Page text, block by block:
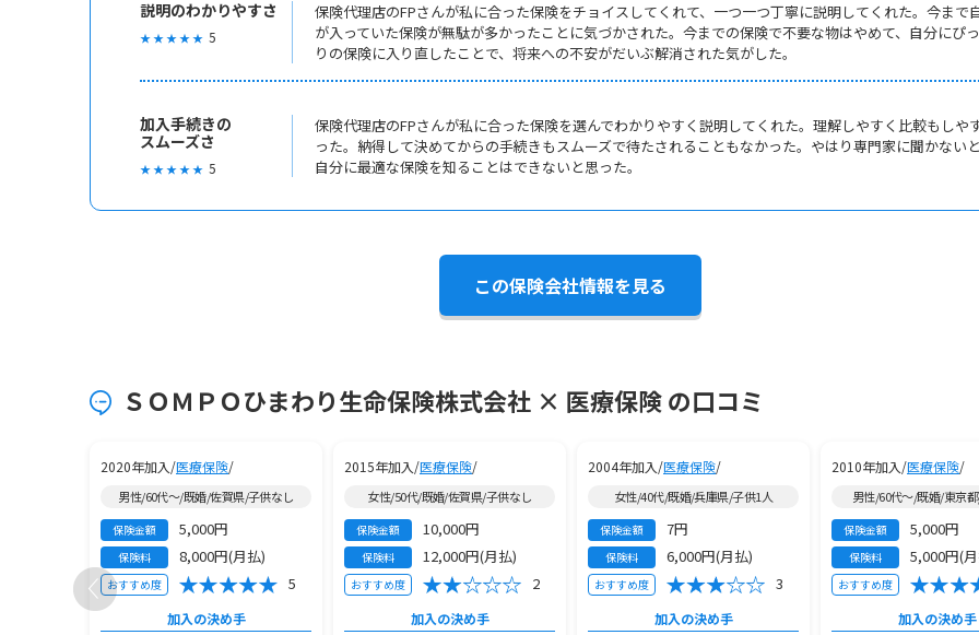
説明のわかりやすさ
★ ★ ★ ★ ★ 5
保険代理店のFPさんが私に合った保険をチョイスしてくれて、一つ一つ丁寧に説明してくれた。今まで
が入っていた保険が無駄が多かったことに気づかされた。今までの保険で不要な物はやめて、自分にぴ
りの保険に入り直したことで、将来への不安がだいぶ解消された気がした。
加入手続きの
スムーズさ
★ ★ ★ ★ ★ 5
保険代理店のFPさんが私に合った保険を選んでわかりやすく説明してくれた。理解しやすく比較もしや
った。納得して決めてからの手続きもスムーズで待たされることもなかった。やはり専門家に聞かないと
自分に最適な保険を知ることはできないと思った。
この保険会社情報を見る
ＳＯＭＰＯひまわり生命保険株式会社 × 医療保険 の口コミ
2020年加入/医療保険/
男性/60代～/既婚/佐賀県/子供なし
保険金額 5,000円
保険料 8,000円(月払)
おすすめ度 5
加入の決め手
2015年加入/医療保険/
女性/50代/既婚/佐賀県/子供なし
保険金額 10,000円
保険料 12,000円(月払)
おすすめ度 2
加入の決め手
2004年加入/医療保険/
女性/40代/既婚/兵庫県/子供1人
保険金額 7円
保険料 6,000円(月払)
おすすめ度 3
加入の決め手
2010年加入/医療保険/
男性/60代～/既婚/東京
保険金額 5,000円
保険料 5,000円(
おすすめ度
加入の決め手